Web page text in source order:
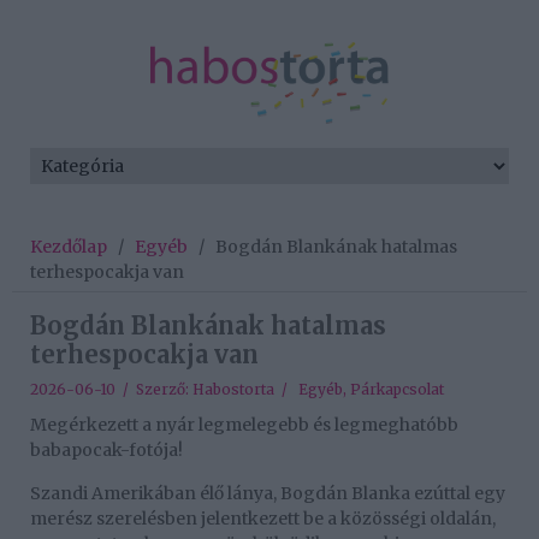
Kezdőlap / Egyéb / Bogdán Blankának hatalmas
terhespocakja van
Bogdán Blankának hatalmas
terhespocakja van
2026-06-10 / Szerző: Habostorta / Egyéb, Párkapcsolat
Megérkezett a nyár legmelegebb és legmeghatóbb
babapocak-fotója!
Szandi Amerikában élő lánya, Bogdán Blanka ezúttal egy
merész szerelésben jelentkezett be a közösségi oldalán,